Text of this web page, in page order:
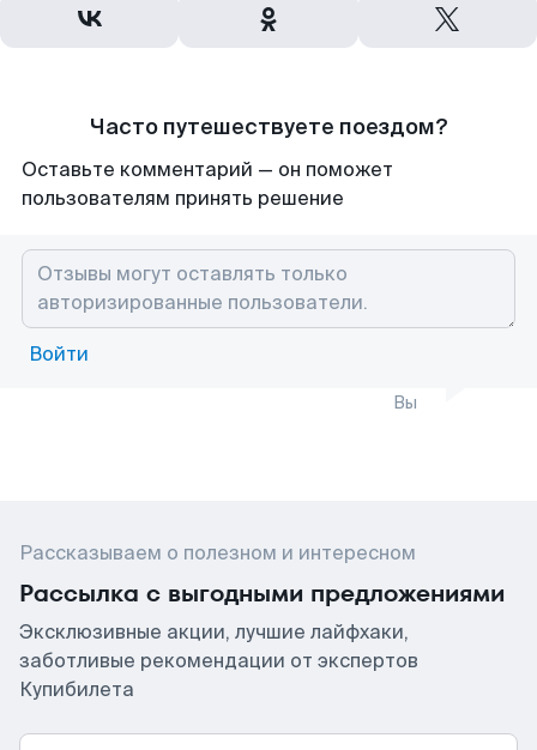
Часто путешествуете поездом?
Оставьте комментарий — он поможет
пользователям принять решение
Войти
Вы
Рассказываем о полезном и интересном
Рассылка с выгодными предложениями
Эксклюзивные акции, лучшие лайфхаки,
заботливые рекомендации от экспертов
Купибилета